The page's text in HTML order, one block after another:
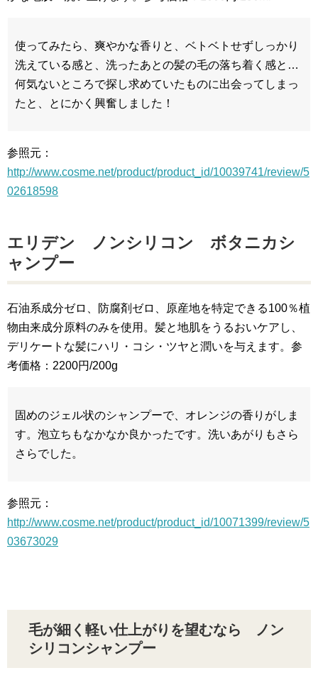
使ってみたら、爽やかな香りと、ベトベトせずしっかり
洗えている感と、洗ったあとの髪の毛の落ち着く感と…
何気ないところで探し求めていたものに出会ってしまっ
たと、とにかく興奮しました！
参照元：
http://www.cosme.net/product/product_id/10039741/review/5
02618598
エリデン ノンシリコン ボタニカシ
ャンプー
石油系成分ゼロ、防腐剤ゼロ、原産地を特定できる100％植
物由来成分原料のみを使用。髪と地肌をうるおいケアし、
デリケートな髪にハリ・コシ・ツヤと潤いを与えます。参
考価格：2200円/200g
固めのジェル状のシャンプーで、オレンジの香りがしま
す。泡立ちもなかなか良かったです。洗いあがりもさら
さらでした。
参照元：
http://www.cosme.net/product/product_id/10071399/review/5
03673029
毛が細く軽い仕上がりを望むなら ノン
シリコンシャンプー